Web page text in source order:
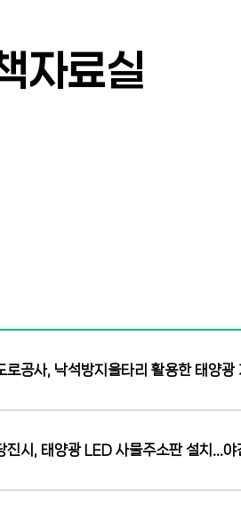
자료실
로공사, 낙석방지울타리 활용한 태양광
진시, 태양광 LED 사물주소판 설치…야